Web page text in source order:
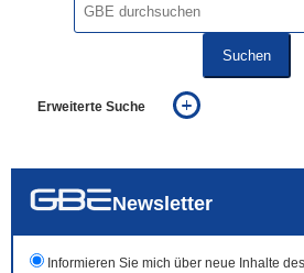
Suchen
Erweiterte Suche
auch in allen Texten suchen
Newsletter
Informieren Sie mich über neue Inhalte